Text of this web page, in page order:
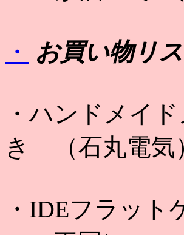
・ お買い物リ
・ハンドメイ
き （石丸電気
・IDEフラッ